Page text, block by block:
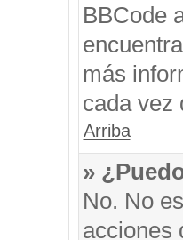
BBCode
más
cada vez
Arriba
»
No. No
acciones